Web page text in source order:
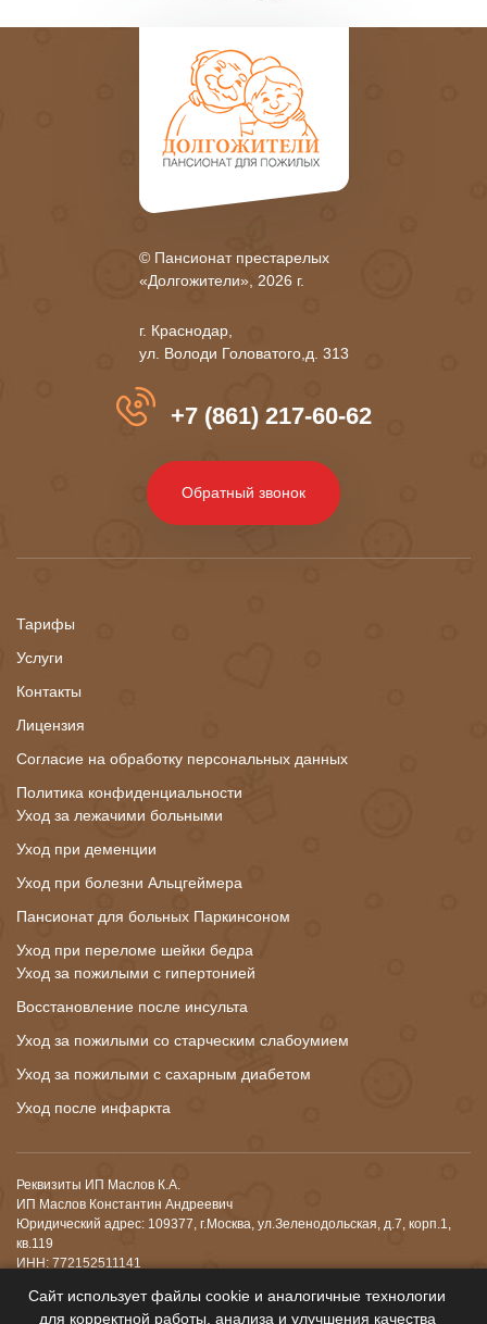
© Пансионат престарелых
«Долгожители», 2026 г.
г. Краснодар,
ул. Володи Головатого,д. 313
+7 (861) 217-60-62
Обратный звонок
Тарифы
Услуги
Контакты
Лицензия
Согласие на обработку персональных данных
Политика конфиденциальности
Уход за лежачими больными
Уход при деменции
Уход при болезни Альцгеймера
Пансионат для больных Паркинсоном
Уход при переломе шейки бедра
Уход за пожилыми с гипертонией
Восстановление после инсульта
Уход за пожилыми со старческим слабоумием
Уход за пожилыми с сахарным диабетом
Уход после инфаркта
Реквизиты ИП Маслов К.А.
ИП Маслов Константин Андреевич
Юридический адрес: 109377, г.Москва, ул.Зеленодольская, д.7, корп.1,
кв.119
ИНН: 772152511141
р/с: 40802810026180007729
Сайт использует файлы cookie и аналогичные технологии
для корректной работы, анализа и улучшения качества